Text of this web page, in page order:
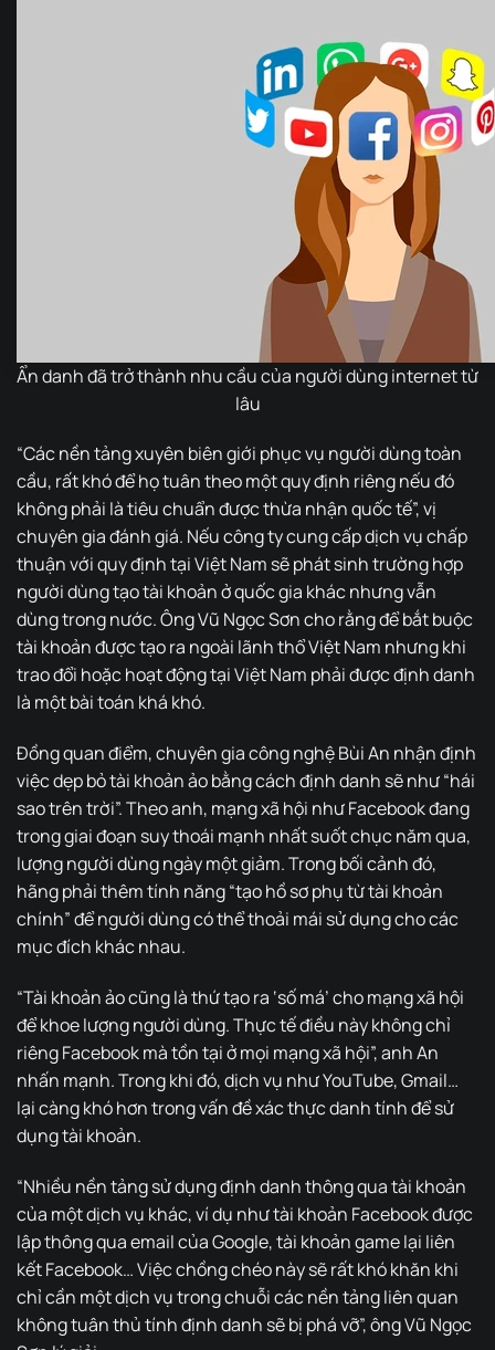
Ẩn danh đã trở thành nhu cầu của người dùng internet từ
lâu
“Các nền tảng xuyên biên giới phục vụ người dùng toàn
cầu, rất khó để họ tuân theo một quy định riêng nếu đó
không phải là tiêu chuẩn được thừa nhận quốc tế”, vị
chuyên gia đánh giá. Nếu công ty cung cấp dịch vụ chấp
thuận với quy định tại Việt Nam sẽ phát sinh trường hợp
người dùng tạo tài khoản ở quốc gia khác nhưng vẫn
dùng trong nước. Ông Vũ Ngọc Sơn cho rằng để bắt buộc
tài khoản được tạo ra ngoài lãnh thổ Việt Nam nhưng khi
trao đổi hoặc hoạt động tại Việt Nam phải được định danh
là một bài toán khá khó.
Đồng quan điểm, chuyên gia công nghệ Bùi An nhận định
việc dẹp bỏ tài khoản ảo bằng cách định danh sẽ như “hái
sao trên trời”. Theo anh, mạng xã hội như Facebook đang
trong giai đoạn suy thoái mạnh nhất suốt chục năm qua,
lượng người dùng ngày một giảm. Trong bối cảnh đó,
hãng phải thêm tính năng “tạo hồ sơ phụ từ tài khoản
chính” để người dùng có thể thoải mái sử dụng cho các
mục đích khác nhau.
“Tài khoản ảo cũng là thứ tạo ra ‘số má’ cho mạng xã hội
để khoe lượng người dùng. Thực tế điều này không chỉ
riêng Facebook mà tồn tại ở mọi mạng xã hội”, anh An
nhấn mạnh. Trong khi đó, dịch vụ như YouTube, Gmail…
lại càng khó hơn trong vấn đề xác thực danh tính để sử
dụng tài khoản.
“Nhiều nền tảng sử dụng định danh thông qua tài khoản
của một dịch vụ khác, ví dụ như tài khoản Facebook được
lập thông qua email của Google, tài khoản game lại liên
kết Facebook… Việc chồng chéo này sẽ rất khó khăn khi
chỉ cần một dịch vụ trong chuỗi các nền tảng liên quan
không tuân thủ tính định danh sẽ bị phá vỡ”, ông Vũ Ngọc